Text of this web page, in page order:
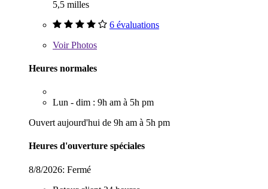
5,5 milles
6 évaluations
VoirPhotos
Heures normales
Lun - dim : 9h am à 5h pm
Ouvert aujourd'hui de 9h am à 5h pm
Heures d'ouverture spéciales
8/8/2026: Fermé